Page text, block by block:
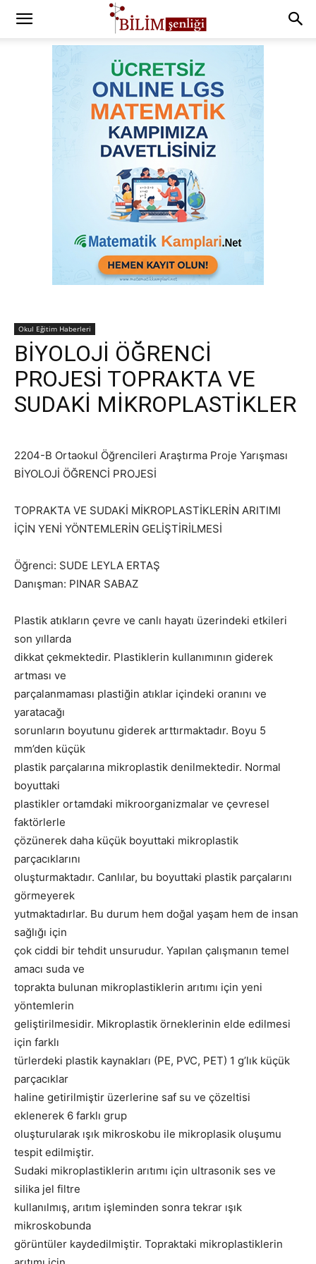
Okul Eğitim Haberleri
BİYOLOJİ ÖĞRENCİ
PROJESİ TOPRAKTA VE
SUDAKİ MİKROPLASTİKLER
2204-B Ortaokul Öğrencileri Araştırma Proje Yarışması
BİYOLOJİ ÖĞRENCİ PROJESİ
TOPRAKTA VE SUDAKİ MİKROPLASTİKLERİN ARITIMI
İÇİN YENİ YÖNTEMLERİN GELİŞTİRİLMESİ
Öğrenci: SUDE LEYLA ERTAŞ
Danışman: PINAR SABAZ
Plastik atıkların çevre ve canlı hayatı üzerindeki etkileri
son yıllarda
dikkat çekmektedir. Plastiklerin kullanımının giderek
artması ve
parçalanmaması plastiğin atıklar içindeki oranını ve
yaratacağı
sorunların boyutunu giderek arttırmaktadır. Boyu 5
mm’den küçük
plastik parçalarına mikroplastik denilmektedir. Normal
boyuttaki
plastikler ortamdaki mikroorganizmalar ve çevresel
faktörlerle
çözünerek daha küçük boyuttaki mikroplastik
parçacıklarını
oluşturmaktadır. Canlılar, bu boyuttaki plastik parçalarını
görmeyerek
yutmaktadırlar. Bu durum hem doğal yaşam hem de insan
sağlığı için
çok ciddi bir tehdit unsurudur. Yapılan çalışmanın temel
amacı suda ve
toprakta bulunan mikroplastiklerin arıtımı için yeni
yöntemlerin
geliştirilmesidir. Mikroplastik örneklerinin elde edilmesi
için farklı
türlerdeki plastik kaynakları (PE, PVC, PET) 1 g’lık küçük
parçacıklar
haline getirilmiştir üzerlerine saf su ve çözeltisi
eklenerek 6 farklı grup
oluşturularak ışık mikroskobu ile mikroplasik oluşumu
tespit edilmiştir.
Sudaki mikroplastiklerin arıtımı için ultrasonik ses ve
silika jel filtre
kullanılmış, arıtım işleminden sonra tekrar ışık
mikroskobunda
görüntüler kaydedilmiştir. Topraktaki mikroplastiklerin